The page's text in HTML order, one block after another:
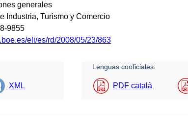
generales
Industria, Turismo y Comercio
9855
eli/es/rd/2008/05/23/863
XML
Lenguas cooficiales:
PDF català